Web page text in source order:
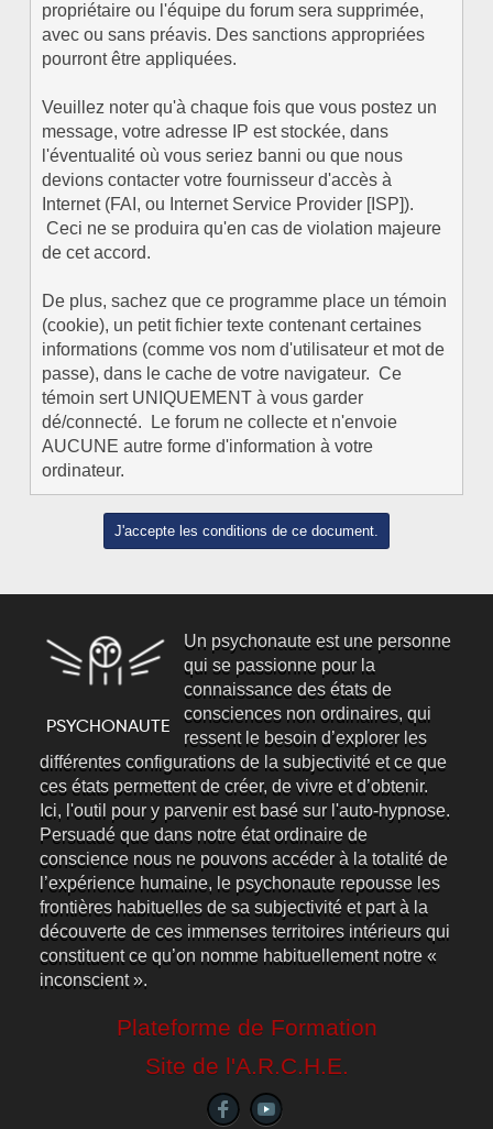
propriétaire ou l'équipe du forum sera supprimée,
avec ou sans préavis. Des sanctions appropriées
pourront être appliquées.
Veuillez noter qu'à chaque fois que vous postez un
message, votre adresse IP est stockée, dans
l'éventualité où vous seriez banni ou que nous
devions contacter votre fournisseur d'accès à
Internet (FAI, ou Internet Service Provider [ISP]).
Ceci ne se produira qu'en cas de violation majeure
de cet accord.
De plus, sachez que ce programme place un témoin
(cookie), un petit fichier texte contenant certaines
informations (comme vos nom d'utilisateur et mot de
passe), dans le cache de votre navigateur. Ce
témoin sert UNIQUEMENT à vous garder
dé/connecté. Le forum ne collecte et n'envoie
AUCUNE autre forme d'information à votre
ordinateur.
Un psychonaute est une personne
qui se passionne pour la
connaissance des états de
consciences non ordinaires, qui
ressent le besoin d’explorer les
différentes configurations de la subjectivité et ce que
ces états permettent de créer, de vivre et d’obtenir.
Ici, l'outil pour y parvenir est basé sur l'auto-hypnose.
Persuadé que dans notre état ordinaire de
conscience nous ne pouvons accéder à la totalité de
l’expérience humaine, le psychonaute repousse les
frontières habituelles de sa subjectivité et part à la
découverte de ces immenses territoires intérieurs qui
constituent ce qu’on nomme habituellement notre «
inconscient ».
Plateforme de Formation
Site de l'A.R.C.H.E.